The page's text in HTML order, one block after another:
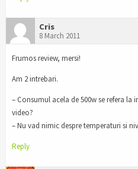
Cris
8 March 2011
Frumos review, mersi!
Am 2 intrebari.
– Consumul acela de 500w se refera la
video?
– Nu vad nimic despre temperaturi si
Reply